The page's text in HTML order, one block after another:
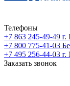
Телефоны
+7 863 245-49-49 г.
+7 800 775-41-03
+7 495 256-44-03 г.
Заказать звонок